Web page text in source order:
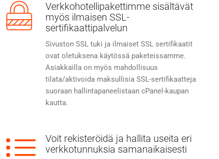
Verkkohotellipakettimme sisältävät
myös ilmaisen SSL-
sertifikaattipalvelun
Sivuston SSL tuki ja ilmaiset SSL sertifikaatit
ovat oletuksena käytössä paketeissamme.
Asiakkailla on myös mahdollisuus
tilata/aktivoida maksullisia SSL-sertifikaatteja
suoraan hallintapaneelistaan cPanel-kaupan
kautta.
Voit rekisteröidä ja hallita useita eri
verkkotunnuksia samanaikaisesti